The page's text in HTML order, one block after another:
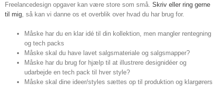
Freelancedesign opgaver kan være store som små. Skriv eller ring gerne
til mig , så kan vi danne os et overblik over hvad du har brug for.
Måske har du en klar idé til din kollektion, men mangler rentegning
og tech packs
Måske skal du have lavet salgsmateriale og salgsmapper?
Måske har du brug for hjælp til at illustrere designidéer og
udarbejde en tech pack til hver style?
Måske skal dine ideer/styles sættes op til produktion og klargørers